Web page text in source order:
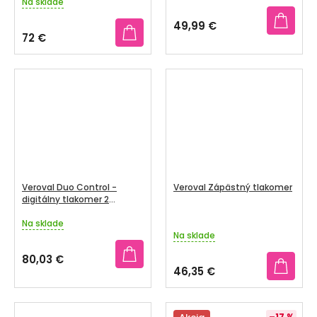
72 €
produktu
je
z
5
49,99 €
Veroval Duo Control -
digitálny tlakomer 2
Priemerné
produktu
je
z
5
Na sklade
80,03 €
Veroval Zápästný tlakomer
Na sklade
46,35 €